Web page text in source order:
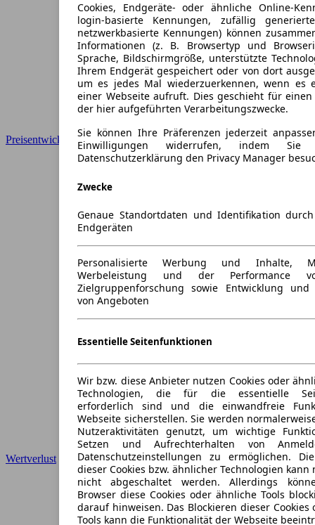
Cookies, Endgeräte- oder ähnliche Online-
login-basierte Kennungen, zufällig
netzwerkbasierte Kennungen) können
Informationen (z. B. Browsertyp und
Sprache, Bildschirmgröße, unterstützte
Ihrem Endgerät gespeichert oder von dort
um es jedes Mal wiederzuerkennen, wenn es
einer Webseite aufruft. Dies geschieht für
der hier aufgeführten Verarbeitungszwecke.
Sie können Ihre Präferenzen jederzeit
Einwilligungen widerrufen, indem
Datenschutzerklärung den Privacy Manager
Zwecke
Genaue Standortdaten und Identifikation
Endgeräten
Personalisierte Werbung und Inhalte,
Werbeleistung und der Performance
Zielgruppenforschung sowie Entwicklung und
von Angeboten
Essentielle Seitenfunktionen
Wir bzw. diese Anbieter nutzen Cookies oder
Technologien, die für die essentielle
erforderlich sind und die einwandfreie
Webseite sicherstellen. Sie werden
Nutzeraktivitäten genutzt, um wichtige
Setzen und Aufrechterhalten von
Datenschutzeinstellungen zu ermöglichen.
dieser Cookies bzw. ähnlicher Technologien kann
nicht abgeschaltet werden. Allerdings
Browser diese Cookies oder ähnliche Tools
darauf hinweisen. Das Blockieren dieser
Tools kann die Funktionalität der Webseite
Preisentwicklung
Wertverlust